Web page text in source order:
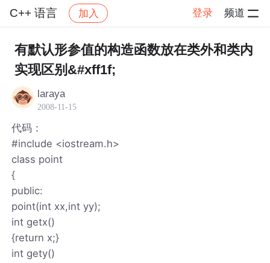
C++ 语言 加入 登录 频道
社区 C++ 语言 帖子详情
有默认形参值的构造函数放在类外和类内
实现区别&#xff1f;
laraya
2008-11-15
代码：
#include <iostream.h>
class point
{
public:
point(int xx,int yy);
int getx()
{return x;}
int gety()